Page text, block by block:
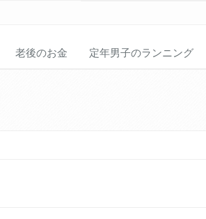
老後のお金 定年男子のランニング